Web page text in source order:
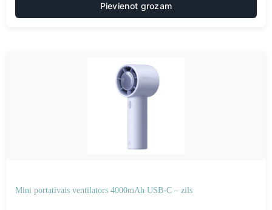
Pievienot grozam
Mini portatīvais ventilators 4000mAh USB-C – zils